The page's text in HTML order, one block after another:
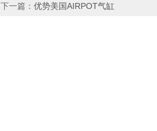
下一篇： 优势美国AIRPOT气缸